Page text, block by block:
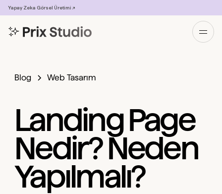
Yapay Zeka Görsel Üretimi ↗
Blog Web Tasarım
Landing Page
Nedir? Neden
Yapılmalı?